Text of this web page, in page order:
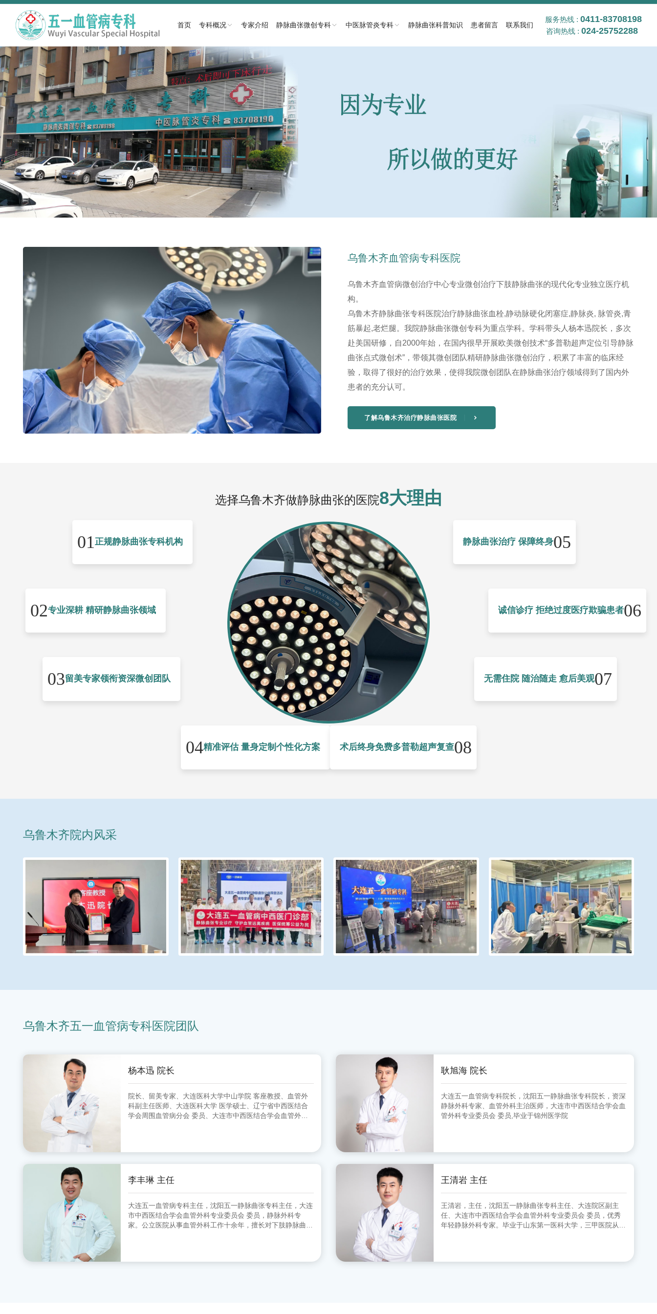
首页 专科概况 专家介绍 静脉曲张微创专科 中医脉管炎专科 静脉曲张科普知识 患者留言 联系我们
服务热线 : 0411-83708198
咨询热线 : 024-25752288
乌鲁木齐血管病专科医院
乌鲁木齐血管病微创治疗中心专业微创治疗下肢静脉曲张的现代化专业独立医疗机
构。
乌鲁木齐静脉曲张专科医院治疗静脉曲张血栓,静动脉硬化闭塞症,静脉炎, 脉管炎,青
筋暴起,老烂腿。我院静脉曲张微创专科为重点学科。学科带头人杨本迅院长，多次
赴美国研修，自2000年始，在国内很早开展欧美微创技术“多普勒超声定位引导静脉
曲张点式微创术”，带领其微创团队精研静脉曲张微创治疗，积累了丰富的临床经
验，取得了很好的治疗效果，使得我院微创团队在静脉曲张治疗领域得到了国内外
患者的充分认可。
了解乌鲁木齐治疗静脉曲张医院
选择乌鲁木齐做静脉曲张的医院8大理由
01 正规静脉曲张专科机构
02专业深耕 精研静脉曲张领域
03留美专家领衔资深微创团队
05
静脉曲张治疗 保障终身
06
诚信诊疗 拒绝过度医疗欺骗患者
07
无需住院 随治随走 愈后美观
04精准评估 量身定制个性化方案 08
术后终身免费多普勒超声复查
乌鲁木齐院内风采
乌鲁木齐五一血管病专科医院团队
杨本迅 院长
院长、留美专家、大连医科大学中山学院 客座教授、血管外
科副主任医师、大连医科大学 医学硕士、辽宁省中西医结合
学会周围血管病分会 委员、大连市中西医结合学会血管外科
耿旭海 院长
大连五一血管病专科院长，沈阳五一静脉曲张专科院长，资深
静脉外科专家、血管外科主治医师，大连市中西医结合学会血
管外科专业委员会 委员,毕业于锦州医学院
李丰琳 主任
大连五一血管病专科主任，沈阳五一静脉曲张专科主任，大连
市中西医结合学会血管外科专业委员会 委员，静脉外科专
家。公立医院从事血管外科工作十余年，擅长对下肢静脉曲张
王清岩 主任
王清岩，主任，沈阳五一静脉曲张专科主任、大连院区副主
任、大连市中西医结合学会血管外科专业委员会 委员，优秀
年轻静脉外科专家。毕业于山东第一医科大学，三甲医院从事